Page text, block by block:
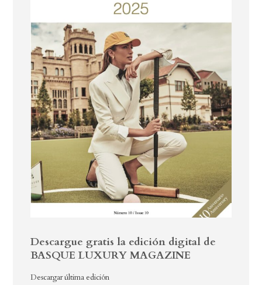
Descargue gratis la edición digital de
BASQUE LUXURY MAGAZINE
Descargar última edición